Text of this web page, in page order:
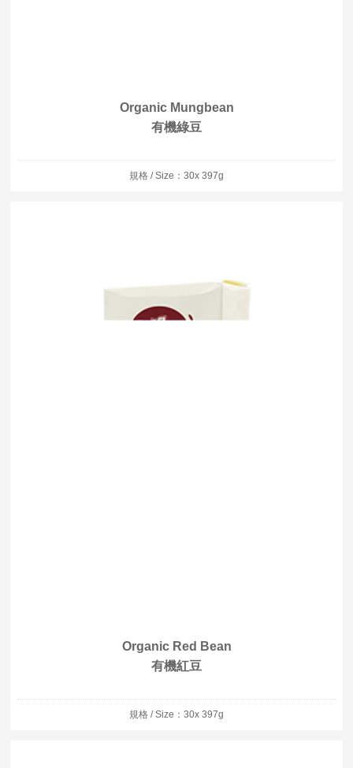
Organic Mungbean
有機綠豆
規格 / Size：30x 397g
Organic Red Bean
有機紅豆
規格 / Size：30x 397g